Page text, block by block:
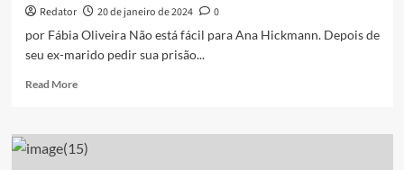
Redator 20 de janeiro de 2024
0
por Fábia Oliveira Não está fácil para Ana Hickmann. Depois de
seu ex-marido pedir sua prisão...
Read MoreRead
Ex-
cunhado